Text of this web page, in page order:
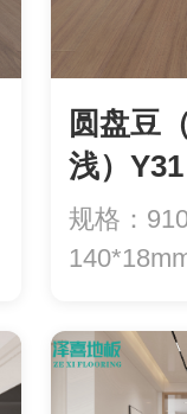
圆盘豆
浅）Y31
规格：